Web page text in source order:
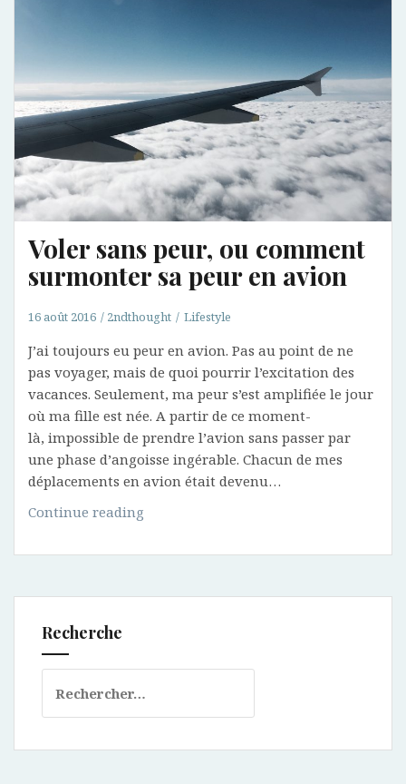
Voler sans peur, ou comment
surmonter sa peur en avion
16 août 2016 2ndthought Lifestyle
J’ai toujours eu peur en avion. Pas au point de ne
pas voyager, mais de quoi pourrir l’excitation des
vacances. Seulement, ma peur s’est amplifiée le jour
où ma fille est née. A partir de ce moment-
là, impossible de prendre l’avion sans passer par
une phase d’angoisse ingérable. Chacun de mes
déplacements en avion était devenu…
Continue reading
peur,
comment
Recherche